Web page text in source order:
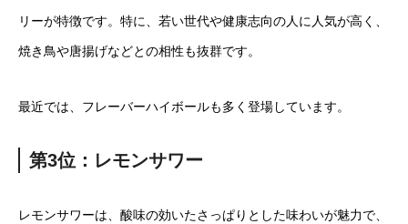
リーが特徴です。特に、若い世代や健康志向の人に人気が高く、
焼き鳥や唐揚げなどとの相性も抜群です。
最近では、フレーバーハイボールも多く登場しています。
第3位：レモンサワー
レモンサワーは、酸味の効いたさっぱりとした味わいが魅力で、